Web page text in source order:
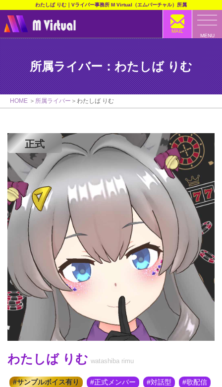
わたしば りむ｜Vライバー事務所 M Virtual（エムバーチャル）所属
MENU
MAIL
所属ライバー：わたしば りむ
HOME 所属ライバー わたしば りむ
正式
わたしば りむ watashiba rimu
サンプルボイス有り 正式メンバー 対話型 歌配信